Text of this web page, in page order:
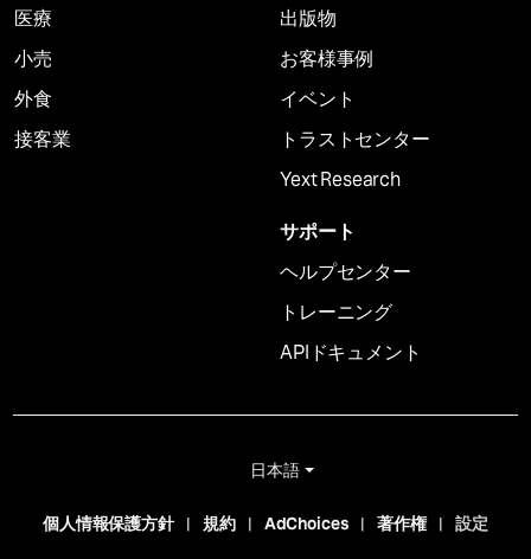
医療
小売
外食
接客業
出版物
お客様事例
イベント
トラストセンター
Yext Research
サポート
ヘルプセンター
トレーニング
APIドキュメント
日本語
個人情報保護方針 規約 AdChoices 著作権 設定